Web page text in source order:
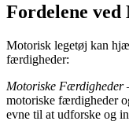
Fordelene
Motorisk legetøj kan
færdigheder:
Motoriske Færdigheder
motoriske færdigheder
evne til at udforske og